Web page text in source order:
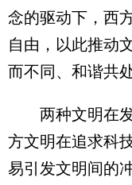
念的驱动下，西
自由，以此推动
而不同、和谐共
两种文明在发
方文明在追求科
易引发文明间的